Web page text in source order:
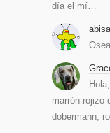
día el mí…
marrón rojizo
dobermann,